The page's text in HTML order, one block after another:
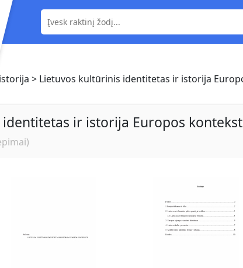
> Lietuvos kultūrinis identitetas ir istorija
ir istorija Europos